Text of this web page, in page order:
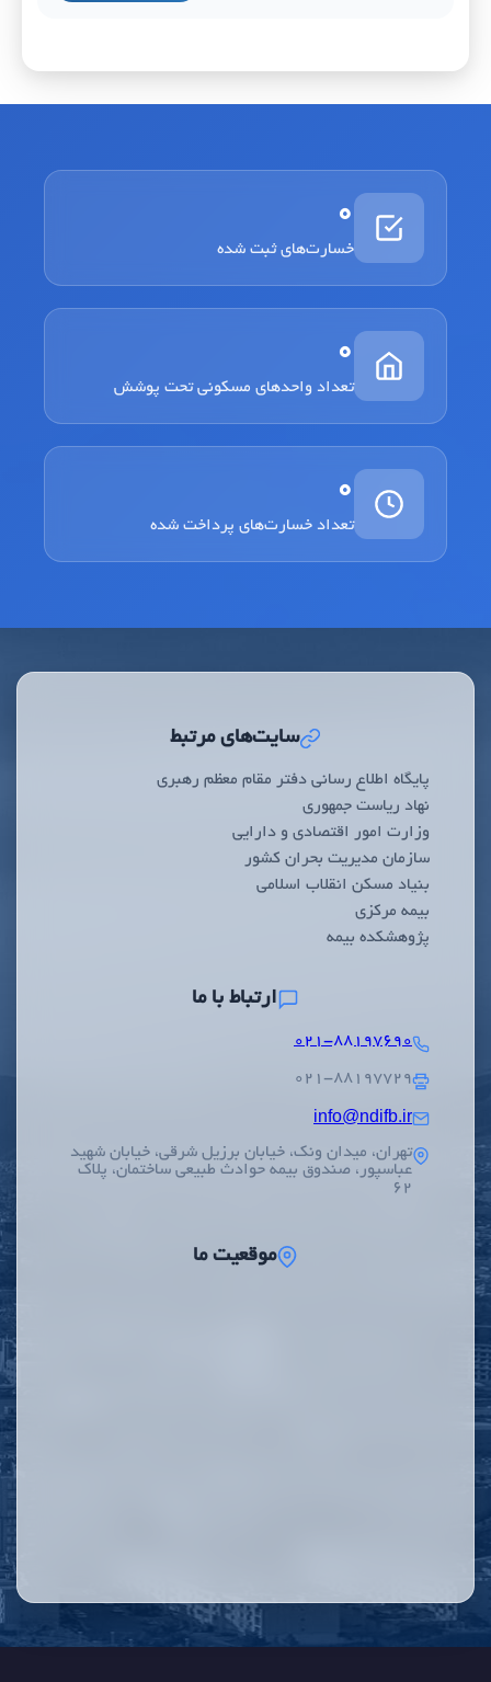
0
خسارت‌های ثبت شده
0
تعداد واحدهای مسکونی تحت پوشش
0
تعداد خسارت‌های پرداخت شده
سایت‌های مرتبط
پایگاه اطلاع رسانی دفتر مقام معظم رهبری
نهاد ریاست جمهوری
وزارت امور اقتصادی و دارایی
سازمان مدیریت بحران کشور
بنیاد مسکن انقلاب اسلامی
بیمه مرکزی
پژوهشکده بیمه
ارتباط با ما
۰۲۱-۸۸۱۹۷۶۹۰
۰۲۱-۸۸۱۹۷۷۲۹
info@ndifb.ir
تهران، میدان ونک، خیابان برزیل شرقی، خیابان شهید
عباسپور، صندوق بیمه حوادث طبیعی ساختمان، پلاک
62
موقعیت ما